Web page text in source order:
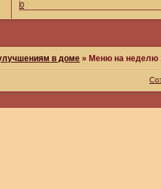
0
в доме »Меню на неделю